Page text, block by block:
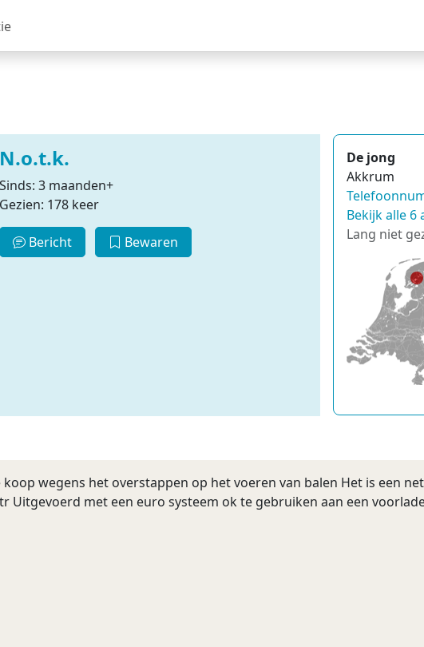
N.o.t.k.
Sinds: 3 maanden+
Gezien: 178 keer
Bericht Bewaren
De jong
Akkrum
Bekijk alle 6
Lang niet
wegens het overstappen op het voeren van balen Het is een
Uitgevoerd met een euro systeem ok te gebruiken aan een